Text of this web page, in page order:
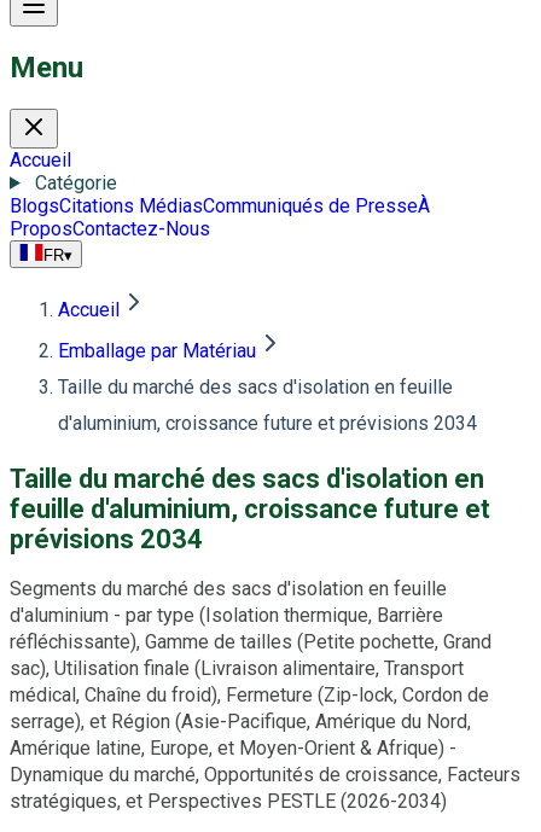
Menu
Accueil
Catégorie
BlogsCitations MédiasCommuniqués de PresseÀ
ProposContactez-Nous
FR▾
Accueil
Emballage par Matériau
Taille du marché des sacs d'isolation en feuille
d'aluminium, croissance future et prévisions 2034
Taille du marché des sacs d'isolation en
feuille d'aluminium, croissance future et
prévisions 2034
Segments du marché des sacs d'isolation en feuille
d'aluminium - par type (Isolation thermique, Barrière
réfléchissante), Gamme de tailles (Petite pochette, Grand
sac), Utilisation finale (Livraison alimentaire, Transport
médical, Chaîne du froid), Fermeture (Zip-lock, Cordon de
serrage), et Région (Asie-Pacifique, Amérique du Nord,
Amérique latine, Europe, et Moyen-Orient & Afrique) -
Dynamique du marché, Opportunités de croissance, Facteurs
stratégiques, et Perspectives PESTLE (2026-2034)